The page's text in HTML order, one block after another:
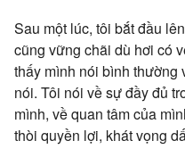
Sau một lúc, tôi bắt đầu
cũng vững chãi dù hơi có
thấy mình nói bình thường
nói. Tôi nói về sự đầy đủ
mình, về quan tâm của
thòi quyền lợi, khát vọng